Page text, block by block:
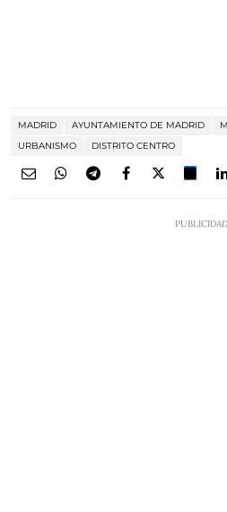
MADRID AYUNTAMIENTO DE MADRID
URBANISMO
DISTRITO CENTRO